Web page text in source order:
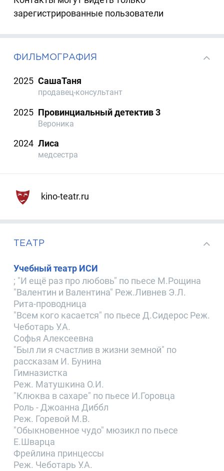
зарегистрированные пользователи
ФИЛЬМОГРАФИЯ
2025 СашаТаня
продавец-консультант
2025 Провинциальный детектив 3
Вероника
2024 Лиса
медсестра
kino-teatr.ru
ТЕАТР
Учебный театр ИСИ
; "И ещё раз про любовь" по пьесе М.Рощина
"Валентин и Валентина" Реж.Ливнев Э.Л.
Рита-проводница
"Всем кого касается" по пьесе Д.Сидерос Реж.
Чеботарь У.А.
Софья Алексеевна
"Был ли я счастлив в жизни земной" по
рассказам И. Бунина
Гимназистка
Реж. Матушкина О.И.
"Клюква в сахаре" по пьесе И.Горовца
Роль - Джоанна Диббл
Реж. Горевой М.В.
"Обыкновенное чудо" мюзикл по пьесе
Е.Шварца
Фрейлина принцессы
Реж. Чеботарь У.А.